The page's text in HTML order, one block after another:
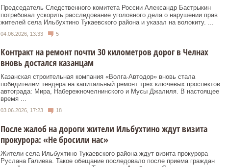
Председатель Следственного комитета России Александр Бастрыкин
потребовал ускорить расследование уголовного дела о нарушении прав
жителей села Ильбухтино Тукаевского района и указал на волокиту. ...
04.06.2026, 13:33 5
Контракт на ремонт почти 30 километров дорог в Челнах
вновь достался казанцам
Казанская строительная компания «Волга‑Автодор» вновь стала
победителем тендера на капитальный ремонт трех ключевых проспектов
автограда: Мира, Набережночелнинского и Мусы Джалиля. В настоящее
время ...
03.06.2026, 17:23 18
После жалоб на дороги жители Ильбухтино ждут визита
прокурора: «Не бросили нас»
Жители села Ильбухтино Тукаевского района ждут визита прокурора
Руслана Галиева. Такое обещание последовало после приема граждан